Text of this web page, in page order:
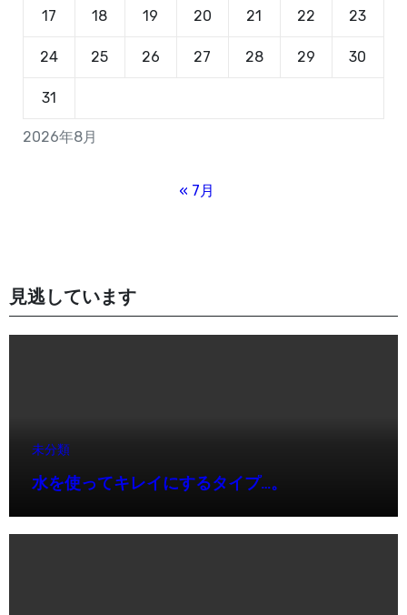
2026年8月
17 18 19 20 21 22 23
24 25 26 27 28 29 30
31
« 7月
見逃しています
未分類
水を使ってキレイにするタイプ…。